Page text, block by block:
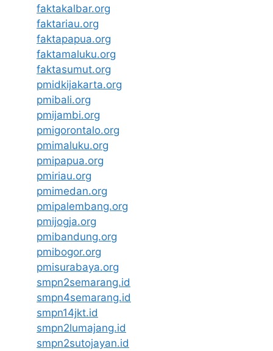
faktakalbar.org
faktariau.org
faktapapua.org
faktamaluku.org
faktasumut.org
pmidkijakarta.org
pmibali.org
pmijambi.org
pmigorontalo.org
pmimaluku.org
pmipapua.org
pmiriau.org
pmimedan.org
pmipalembang.org
pmijogja.org
pmibandung.org
pmibogor.org
pmisurabaya.org
smpn2semarang.id
smpn4semarang.id
smpn14jkt.id
smpn2lumajang.id
smpn2sutojayan.id